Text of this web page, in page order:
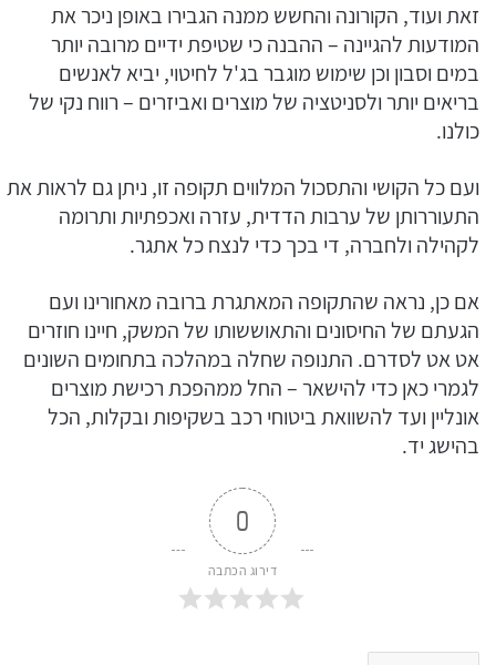
זאת ועוד, הקורונה והחשש ממנה הגבירו באופן ניכר את
המודעות להגיינה – ההבנה כי שטיפת ידיים מרובה יותר
במים וסבון וכן שימוש מוגבר בג'ל לחיטוי, יביא לאנשים
בריאים יותר ולסניטציה של מוצרים ואביזרים – רווח נקי של
כולנו.
ועם כל הקושי והתסכול המלווים תקופה זו, ניתן גם לראות את
התעוררותן של ערבות הדדית, עזרה ואכפתיות ותרומה
לקהילה ולחברה, די בכך כדי לנצח כל אתגר.
אם כן, נראה שהתקופה המאתגרת ברובה מאחורינו ועם
הגעתם של החיסונים והתאוששותו של המשק, חיינו חוזרים
אט אט לסדרם. התנופה שחלה במהלכה בתחומים השונים
לגמרי כאן כדי להישאר – החל ממהפכת רכישת מוצרים
אונליין ועד להשוואת ביטוחי רכב בשקיפות ובקלות, הכל
בהישג יד.
0
דירוג הכתבה